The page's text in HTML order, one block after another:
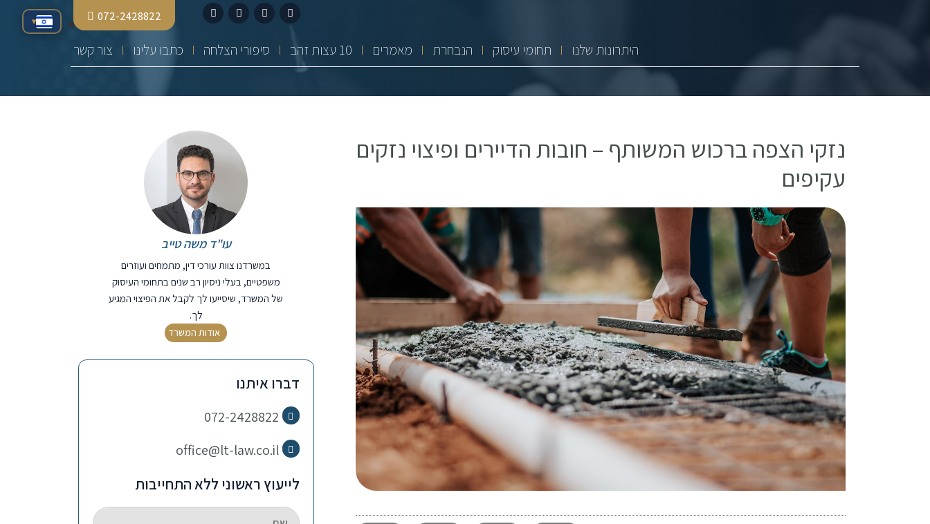
072-2428822
היתרונות שלנו תחומי עיסוק הנבחרת מאמרים 10 עצות זהב סיפורי הצלחה כתבו עלינו צור קשר
נזקי הצפה ברכוש המשותף – חובות הדיירים ופיצוי נזקים
עקיפים
עו"ד משה טייב
במשרדנו צוות עורכי דין, מתמחים ועוזרים
משפטיים, בעלי ניסיון רב שנים בתחומי העיסוק
של המשרד, שיסייעו לך לקבל את הפיצוי המגיע
לך.
אודות המשרד
דברו איתנו
072-2428822
office@lt-law.co.il
לייעוץ ראשוני ללא התחייבות
▾